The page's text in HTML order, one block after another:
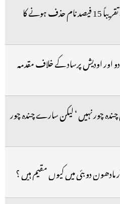
تلنگانہ ووٹر لسٹ سے تقریباً 15 فیصد نام حذف ہونے کا
اور اودیش پرساد کے خلاف مقدمہ
چور نہیں ‘ لیکن سارے چندہ چور
مادھون دوبئی میں کیوں مقیم ہیں ؟